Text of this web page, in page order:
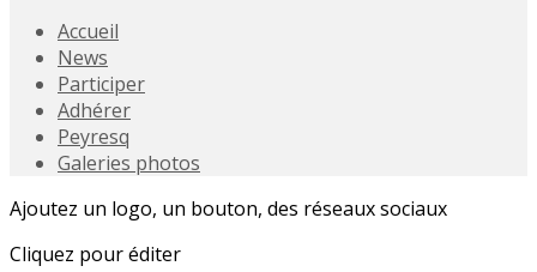
Accueil
News
Participer
Adhérer
Peyresq
Galeries photos
Ajoutez un logo, un bouton, des réseaux sociaux
Cliquez pour éditer